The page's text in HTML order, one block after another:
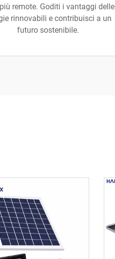
remote. Goditi i vantaggi delle
rinnovabili e contribuisci a un
futuro sostenibile.